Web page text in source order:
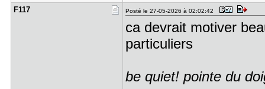
F117 Posté le 27-05-2026 à 02:02:42
ca devrait motiver
particuliers
be quiet! pointe du